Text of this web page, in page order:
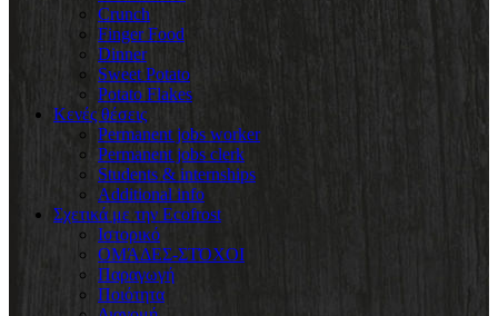
Crunch
Finger Food
Dinner
Sweet Potato
Potato Flakes
Κενές θέσεις
Permanent jobs worker
Permanent jobs clerk
Students & internships
Additional info
Σχετικά με την Ecofrost
Ιστορικό
ΟΜΆΔΕΣ-ΣΤΌΧΟΙ
Παραγωγή
Ποιότητα